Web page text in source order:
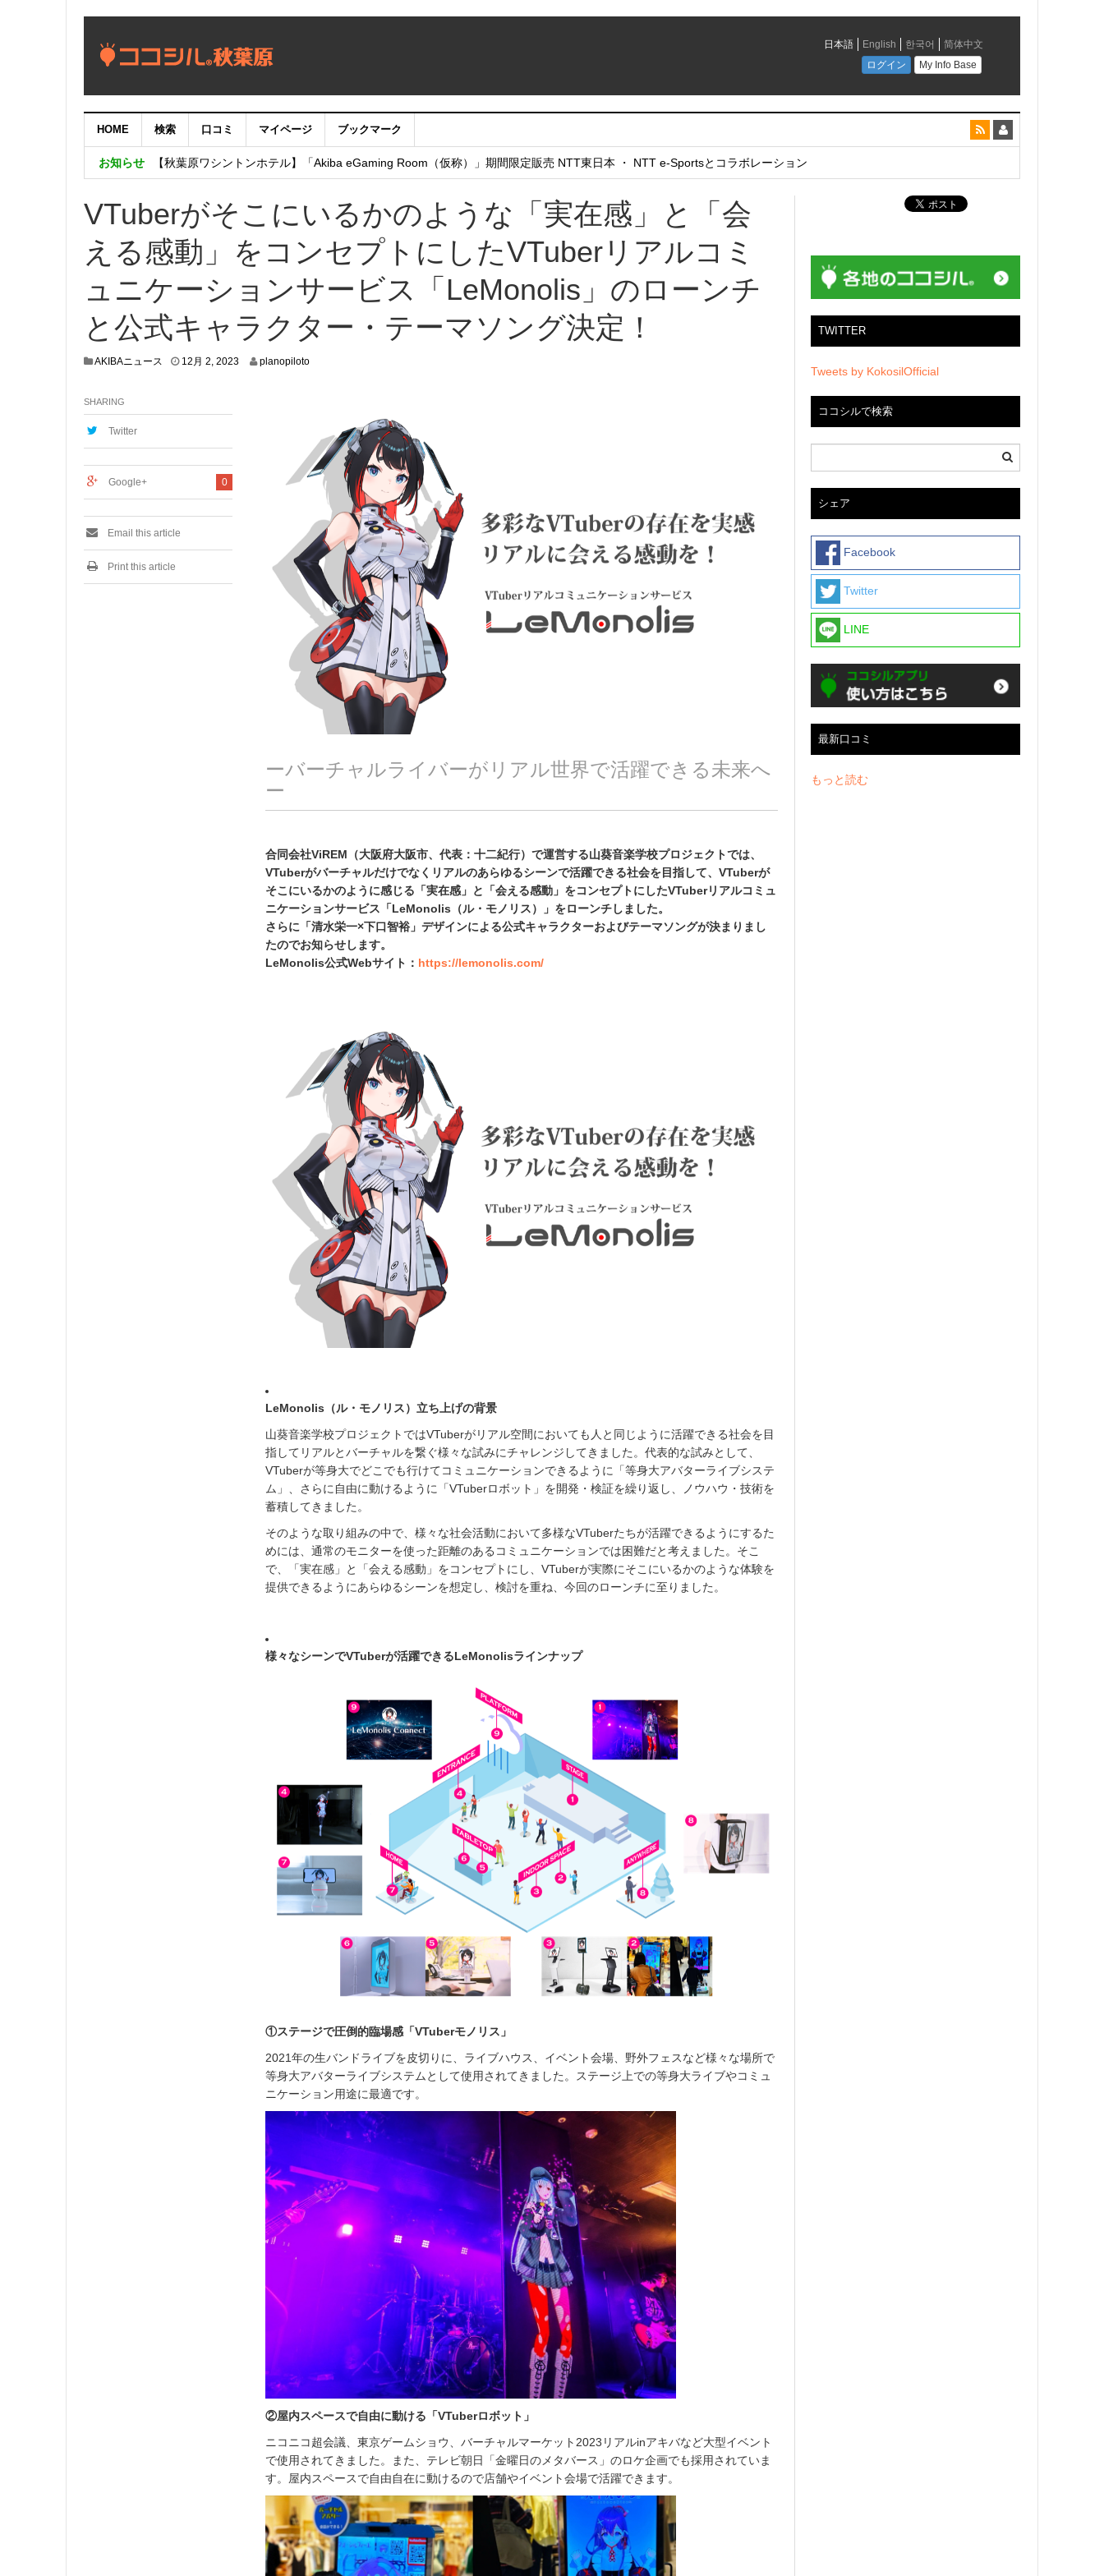
HOME 検索 口コミ マイページ ブックマーク
お知らせ
【重要：9月5日（火）22時】ココシル：アカウントサービス移行のお知らせ
【秋葉原ワシントンホテル】「Akiba eGaming Room（仮称）」期間限定販売 NTT東日本 ・ NTT e-Sportsとコラボレーション
VTuberがそこにいるかのような「実在感」と「会
える感動」をコンセプトにしたVTuberリアルコミ
ュニケーションサービス「LeMonolis」のローンチ
と公式キャラクター・テーマソング決定！
AKIBAニュース 12月 2, 20231
planopiloto
ーバーチャルライバーがリアル世界で活躍できる未来へ
ー
合同会社ViREM（大阪府大阪市、代表：十二紀行）で運営する山葵音楽学校プロジェクトでは、
VTuberがバーチャルだけでなくリアルのあらゆるシーンで活躍できる社会を目指して、VTuberが
そこにいるかのように感じる「実在感」と「会える感動」をコンセプトにしたVTuberリアルコミュ
ニケーションサービス「LeMonolis（ル・モノリス）」をローンチしました。
さらに「清水栄一×下口智裕」デザインによる公式キャラクターおよびテーマソングが決まりまし
たのでお知らせします。
LeMonolis公式Webサイト： https://lemonolis.com/
LeMonolis（ル・モノリス）立ち上げの背景
山葵音楽学校プロジェクトではVTuberがリアル空間においても人と同じように活躍できる社会を目
指してリアルとバーチャルを繋ぐ様々な試みにチャレンジしてきました。代表的な試みとして、
VTuberが等身大でどこでも行けてコミュニケーションできるように「等身大アバターライブシステ
ム」、さらに自由に動けるように「VTuberロボット」を開発・検証を繰り返し、ノウハウ・技術を
蓄積してきました。
そのような取り組みの中で、様々な社会活動において多様なVTuberたちが活躍できるようにするた
めには、通常のモニターを使った距離のあるコミュニケーションでは困難だと考えました。そこ
で、「実在感」と「会える感動」をコンセプトにし、VTuberが実際にそこにいるかのような体験を
提供できるようにあらゆるシーンを想定し、検討を重ね、今回のローンチに至りました。
様々なシーンでVTuberが活躍できるLeMonolisラインナップ
①ステージで圧倒的臨場感「VTuberモノリス」
2021年の生バンドライブを皮切りに、ライブハウス、イベント会場、野外フェスなど様々な場所で
等身大アバターライブシステムとして使用されてきました。ステージ上での等身大ライブやコミュ
ニケーション用途に最適です。
②屋内スペースで自由に動ける「VTuberロボット」
ニコニコ超会議、東京ゲームショウ、バーチャルマーケット2023リアルinアキバなど大型イベント
で使用されてきました。また、テレビ朝日「金曜日のメタバース」のロケ企画でも採用されていま
す。屋内スペースで自由自在に動けるので店舗やイベント会場で活躍できます。
SHARING
Twitter
0
Google+
Email this article
Print this article
TWITTER
Tweets by KokosilOfficial
ココシルで検索
シェア
Facebook
Twitter
LINE
最新口コミ
もっと読む